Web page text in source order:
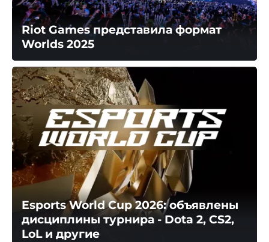
Riot Games представила формат
Worlds 2025
Esports World Cup 2026: объявлены
дисциплины турнира - Dota 2, CS2,
LoL и другие